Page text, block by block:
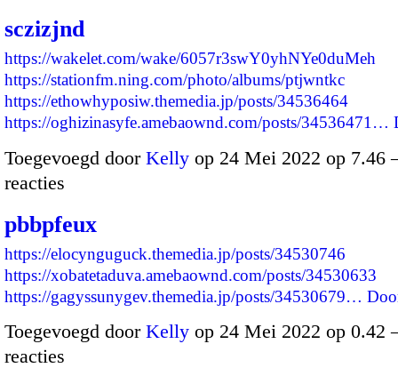
sczizjnd
https://wakelet.com/wake/6057r3swY0yhNYe0duMeh
https://stationfm.ning.com/photo/albums/ptjwntkc
https://ethowhyposiw.themedia.jp/posts/34536464
https://oghizinasyfe.amebaownd.com/posts/34536471…
Toegevoegd door Kelly op 24 Mei 2022 op 7.46
reacties
pbbpfeux
https://elocynguguck.themedia.jp/posts/34530746
https://xobatetaduva.amebaownd.com/posts/34530633
https://gagyssunygev.themedia.jp/posts/34530679…
Toegevoegd door Kelly op 24 Mei 2022 op 0.42
reacties